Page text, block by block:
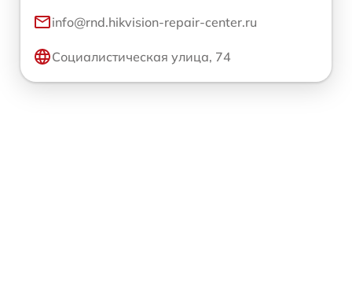
info@rnd.hikvision-repair-center.ru
Социалистическая улица, 74